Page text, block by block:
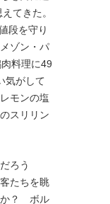
てきた。
段を守り
ゾン・パ
料理に49
気がして
モンの塩
スリリン
ろう
たちを眺
か？ ボル